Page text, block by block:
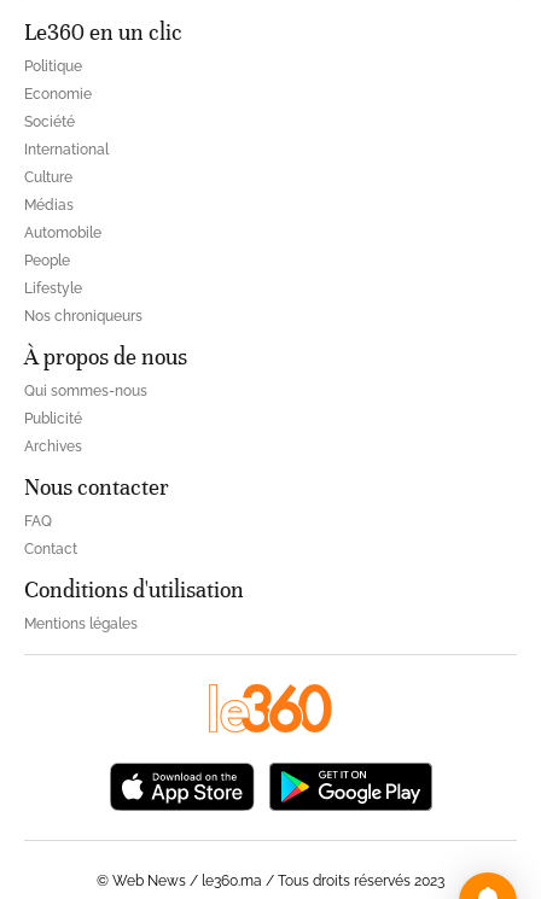
Le360 en un clic
Politique
Economie
Société
International
Culture
Médias
Automobile
People
Lifestyle
Nos chroniqueurs
À propos de nous
Qui sommes-nous
Publicité
Archives
Nous contacter
FAQ
Contact
Conditions d'utilisation
Mentions légales
© Web News / le360.ma / Tous droits réservés 2023